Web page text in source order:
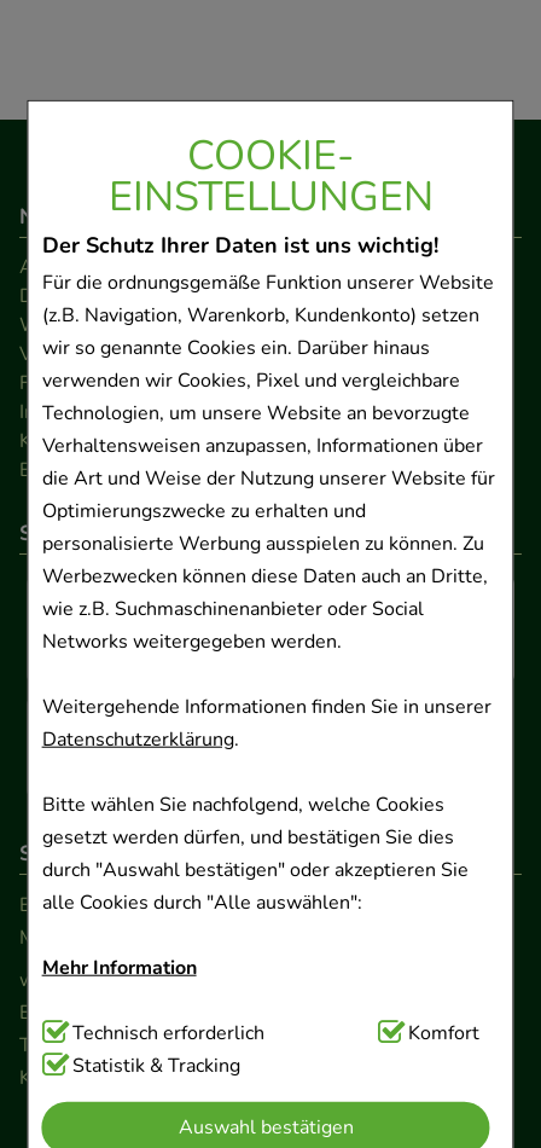
COOKIE-
EINSTELLUNGEN
Der Schutz Ihrer Daten ist uns wichtig!
Für die ordnungsgemäße Funktion unserer Website
(z.B. Navigation, Warenkorb, Kundenkonto) setzen
wir so genannte Cookies ein. Darüber hinaus
verwenden wir Cookies, Pixel und vergleichbare
Technologien, um unsere Website an bevorzugte
Verhaltensweisen anzupassen, Informationen über
die Art und Weise der Nutzung unserer Website für
Optimierungszwecke zu erhalten und
personalisierte Werbung ausspielen zu können. Zu
Werbezwecken können diese Daten auch an Dritte,
wie z.B. Suchmaschinenanbieter oder Social
Networks weitergegeben werden.
Weitergehende Informationen finden Sie in unserer
Datenschutzerklärung.
Bitte wählen Sie nachfolgend, welche Cookies
gesetzt werden dürfen, und bestätigen Sie dies
durch "Auswahl bestätigen" oder akzeptieren Sie
alle Cookies durch "Alle auswählen":
Mehr Information
Technisch Notwendig:Hierbei handelt es sich um
Cookies, die für die Grundfunktionen unserer
Website notwendig sind (z.B. Navigation,
Warenkorb, Kundenkonto), weshalb auf diese nicht
Technisch erforderlich
Komfort
Statistik & Tracking
Auswahl bestätigen
Navigation
AGB
Datenschutz
Widerrufsrecht
Versandkosten
FAQ
Impressum
Kontakt
Barrierefreiheitserklärung
So können Sie bezahlen
So erreichen Sie uns
Beratung und Kundenservice:
Montag - Freitag von 9.00 bis 17.00 Uhr
www.ApoSalis.de· E-Mail:
Ernst-August-Platz 2 · 30159 Hannover
Telefon 0511 89 71 80 0 · Fax 0511 89 71 80 11
Kontaktformular